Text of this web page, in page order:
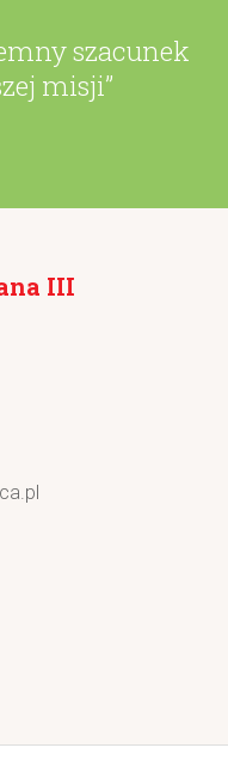
szacunek
misji”
III